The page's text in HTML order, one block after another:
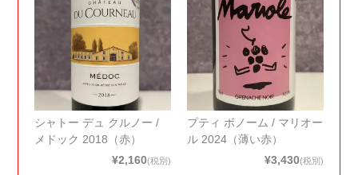
シャトー デュ クルノー /
メドック 2018（赤）
¥2,160(税別)
プティ ボノーム / マリオー
ル 2024（薄い赤）
¥3,430(税別)